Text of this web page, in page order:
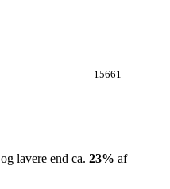
15661
og lavere end ca. 23% af